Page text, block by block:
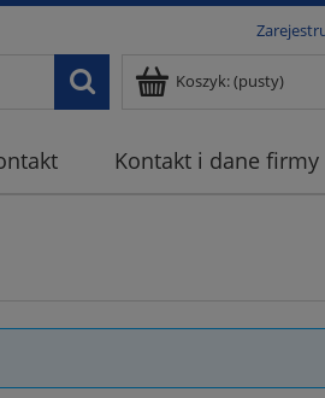
Koszyk:(pusty)
Kontakt i dane firmy